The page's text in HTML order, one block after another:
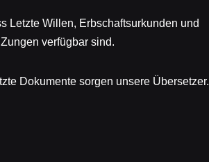
Letzte Willen, Erbschaftsurkunden und
verfügbar sind.
Dokumente sorgen unsere Übersetzer.